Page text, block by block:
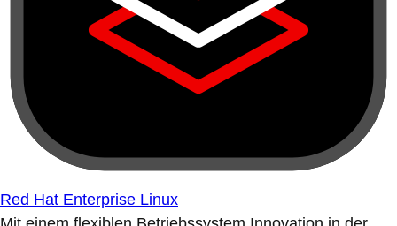
Red Hat Enterprise Linux